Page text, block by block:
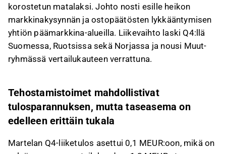
korostetun matalaksi. Johto nosti esille heikon
markkinakysynnän ja ostopäätösten lykkääntymisen
yhtiön päämarkkina-alueilla. Liikevaihto laski Q4:llä
Suomessa, Ruotsissa sekä Norjassa ja nousi Muut-
ryhmässä vertailukauteen verrattuna.
Tehostamistoimet mahdollistivat
tulosparannuksen, mutta taseasema on
edelleen erittäin tukala
Martelan Q4-liiketulos asettui 0,1 MEUR:oon, mikä on